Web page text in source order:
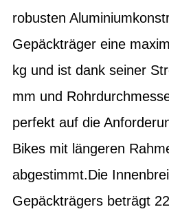
robusten
Gepäckträger eine
kg und ist dank seiner
mm und
perfekt auf die
Bikes mit längeren
abgestimmt.Die
Gepäckträgers beträgt